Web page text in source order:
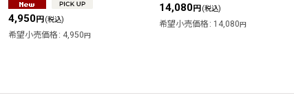
4,950円 (税込)
希望小売価格 : 4,950円
14,080円(税込)
希望小売価格 : 14,080円